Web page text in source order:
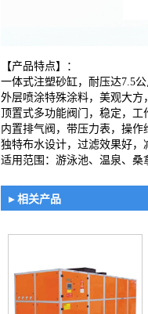
【产品特点】：
一体式注塑砂缸，耐压达7.5
外层喷涂特殊涂料，美观大方
顶置式多功能阀门，稳定，工
内置排气阀，带压力表，操作
独特布水设计，过滤效果好，
适用范围：游泳池、温泉、桑
▸ 相关产品